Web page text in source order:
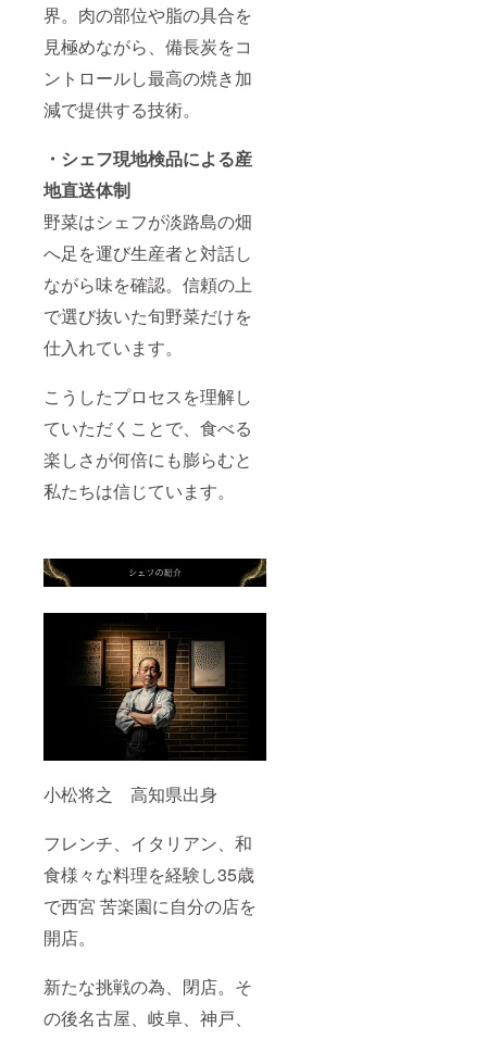
界。肉の部位や脂の具合を
見極めながら、備長炭をコ
ントロールし最高の焼き加
減で提供する技術。
・シェフ現地検品による産
地直送体制
野菜はシェフが淡路島の畑
へ足を運び生産者と対話し
ながら味を確認。信頼の上
で選び抜いた旬野菜だけを
仕入れています。
こうしたプロセスを理解し
ていただくことで、食べる
楽しさが何倍にも膨らむと
私たちは信じています。
小松将之 高知県出身
フレンチ、イタリアン、和
食様々な料理を経験し35歳
で西宮 苦楽園に自分の店を
開店。
新たな挑戦の為、閉店。そ
の後名古屋、岐阜、神戸、